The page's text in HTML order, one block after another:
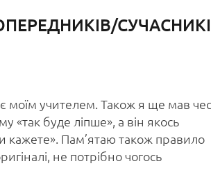
моїм учителем. Також я ще мав
«так буде ліпше», а він якось
кажете». Пам’ятаю також правило
не потрібно чогось